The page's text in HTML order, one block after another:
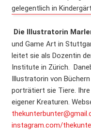
gelegentlich in
Die Illustratorin
und Game Art in
leitet sie als Dozentin
Institute in Zürich.
Illustratorin von
porträtiert sie Tiere.
eigener Kreaturen.
instagram.com/